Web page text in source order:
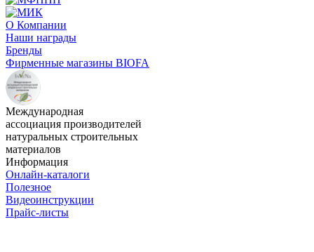
О Компании
Наши награды
Бренды
Фирменные магазины BIOFA
Международная
ассоциация производителей
натуральных строительных
материалов
Информация
Онлайн-каталоги
Полезное
Видеоинструкции
Прайс-листы